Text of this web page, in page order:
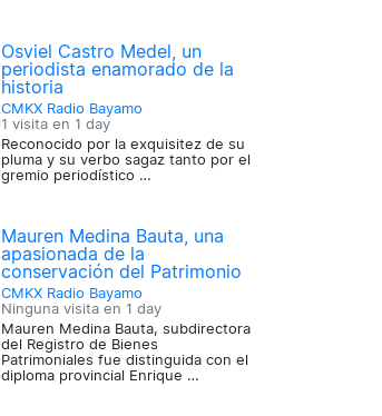
Osviel Castro Medel, un
periodista enamorado de la
historia
CMKX Radio Bayamo
1 visita en 1 day
Reconocido por la exquisitez de su
pluma y su verbo sagaz tanto por el
gremio periodístico …
Mauren Medina Bauta, una
apasionada de la
conservación del Patrimonio
CMKX Radio Bayamo
Ninguna visita en 1 day
Mauren Medina Bauta, subdirectora
del Registro de Bienes
Patrimoniales fue distinguida con el
diploma provincial Enrique …